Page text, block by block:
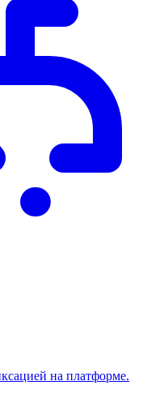
на платформе.